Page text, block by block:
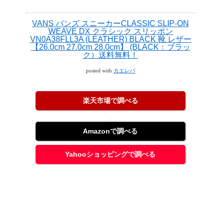
VANS バンズ スニーカーCLASSIC SLIP-ON
WEAVE DX クラシック スリッポン
VN0A38FLL3A (LEATHER) BLACK 靴 レザー
【26.0cm 27.0cm 28.0cm】 (BLACK：ブラッ
ク）送料無料！
posted with カエレバ
楽天市場で調べる
Amazonで調べる
Yahooショッピングで調べる